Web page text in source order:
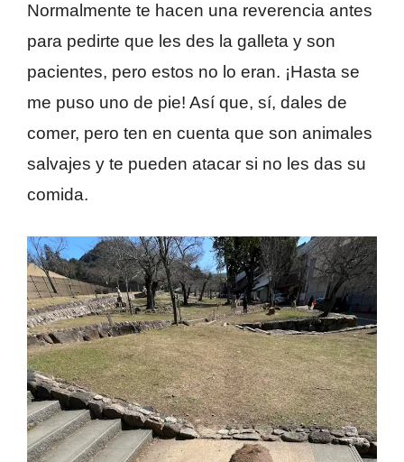
Normalmente te hacen una reverencia antes
para pedirte que les des la galleta y son
pacientes, pero estos no lo eran. ¡Hasta se
me puso uno de pie! Así que, sí, dales de
comer, pero ten en cuenta que son animales
salvajes y te pueden atacar si no les das su
comida.